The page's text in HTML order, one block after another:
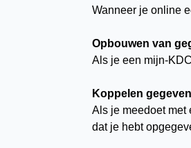
Wanneer je online
Opbouwen van
Als je een mijn-
Koppelen
Als je meedoet met
dat je hebt